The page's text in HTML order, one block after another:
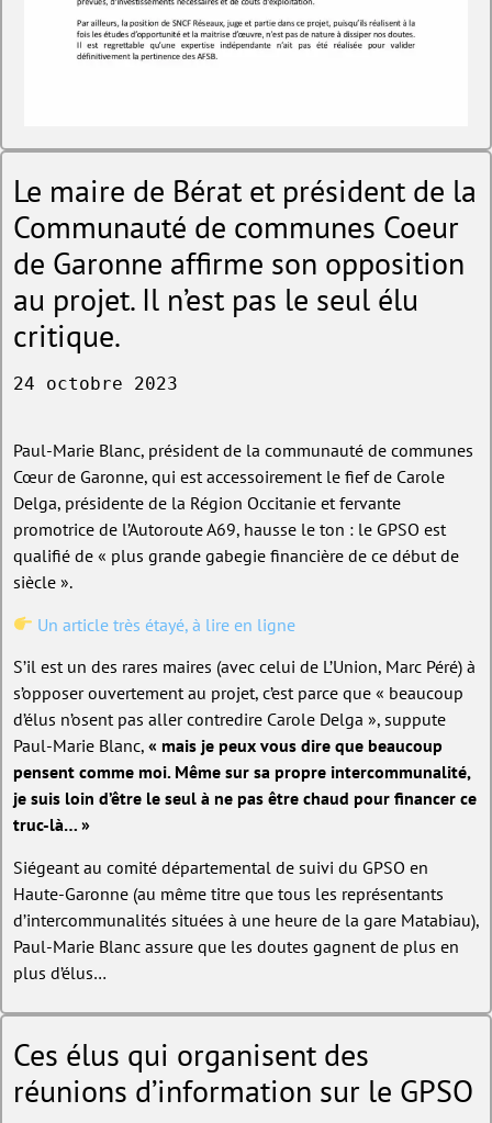
Le maire de Bérat et président de la
Communauté de communes Coeur
de Garonne affirme son opposition
au projet. Il n’est pas le seul élu
critique.
24 octobre 2023
Paul-Marie Blanc, président de la communauté de communes
Cœur de Garonne, qui est accessoirement le fief de Carole
Delga, présidente de la Région Occitanie et fervante
promotrice de l’Autoroute A69, hausse le ton : le GPSO est
qualifié de « plus grande gabegie financière de ce début de
siècle ».
Un article très étayé, à lire en ligne
S’il est un des rares maires (avec celui de L’Union, Marc Péré) à
s’opposer ouvertement au projet, c’est parce que « beaucoup
d’élus n’osent pas aller contredire Carole Delga », suppute
Paul-Marie Blanc, « mais je peux vous dire que beaucoup
pensent comme moi. Même sur sa propre intercommunalité,
je suis loin d’être le seul à ne pas être chaud pour financer ce
truc-là… »
Siégeant au comité départemental de suivi du GPSO en
Haute-Garonne (au même titre que tous les représentants
d’intercommunalités situées à une heure de la gare Matabiau),
Paul-Marie Blanc assure que les doutes gagnent de plus en
plus d’élus…
Ces élus qui organisent des
réunions d’information sur le GPSO